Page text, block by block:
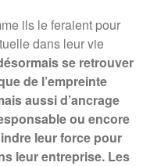
MR21 : “Repenser les
relations parties prenantes de
MR21
Forum 2025
2023
2022
PRIX MR21 : APPEL A
ils le feraient pour
dans leur vie
se retrouver
de l’empreinte
aussi d’ancrage
ou encore
leur force pour
leur entreprise. Les